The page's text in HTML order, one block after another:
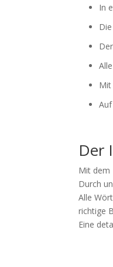
In
Mit
Der
Mit dem
Durch
Alle
richtige
Eine